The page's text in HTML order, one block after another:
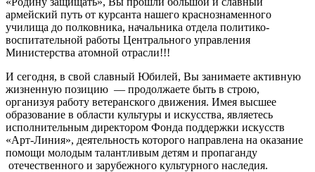
армейский путь от курсанта нашего краснознаменного
училища до полковника, начальника отдела политико-
воспитательной работы Центрального управления
Министерства атомной отрасли!!!
И сегодня, в свой славный Юбилей, Вы занимаете активную
жизненную позицию — продолжаете быть в строю,
организуя работу ветеранского движения. Имея высшее
образование в области культуры и искусства, являетесь
исполнительным директором Фонда поддержки искусств
«Арт-Линия», деятельность которого направлена на оказание
помощи молодым талантливым детям и пропаганду
отечественного и зарубежного культурного наследия.